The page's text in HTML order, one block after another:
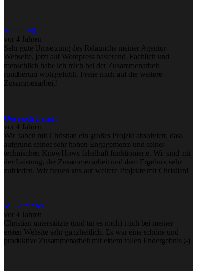
Martin Müller
vor 4 Jahren
Sehr gute Umsetzung des Relaunchs meiner Agentur-
Webseite, jetzt auf Wordpress basierend. Fachlich und
menschlich habe ich mich bei der Zusammenarbeit
rundherum wohlgefühlt. Freue mich auf die weitere
Zusammenarbeit!
Oestreich Design
vor 4 Jahren
Wir haben mit Christian ein großes Projekt absolviert, dass
aufgrund seines sehr hohen Engagements und seines
technischen KnowHows fabelhaft funktionierte. Wir sind mit
der Leistung, der Zusammenarbeit und dem Ergebnis sehr
zufrieden. Wir freuen uns auf weitere Projekte mit Christian!
M. Günthner
vor 4 Jahren
Christian unterstützte (und tut es noch) mich bei meiner
ersten Website sehr ganzheitlich. Es war eine schöne und
produktive Zusammenarbeit mit einem tollen Endergebnis ;-)